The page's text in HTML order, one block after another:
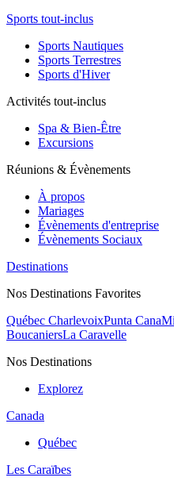
Sports tout-inclus
Sports Nautiques
Sports Terrestres
Sports d'Hiver
Activités tout-inclus
Spa & Bien-Être
Excursions
Réunions & Évènements
À propos
Mariages
Évènements d'entreprise
Évènements Sociaux
Destinations
Nos Destinations Favorites
Québec CharlevoixPunta Cana
BoucaniersLa Caravelle
Nos Destinations
Explorez
Canada
Québec
Les Caraïbes